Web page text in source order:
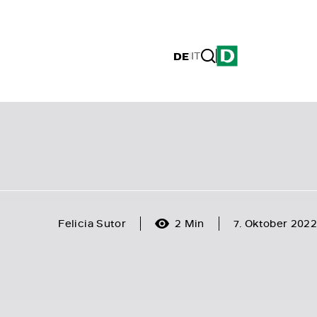
DE|IT
Felicia Sutor 2 Min 7. Oktober 2022